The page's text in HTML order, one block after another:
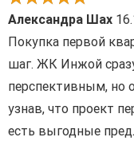
Александра Шах
Покупка первой
шаг. ЖК Инжой
перспективным, но
узнав, что проект
есть выгодные